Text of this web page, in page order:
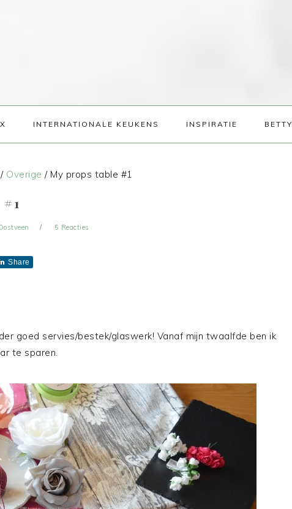
INTERNATIONALE KEUKENS INSPIRATIE BETTY
/ Overige /My props table #1
5 Reacties
Share
goed servies/bestek/glaswerk! Vanaf mijn twaalfde ben ik
te sparen.